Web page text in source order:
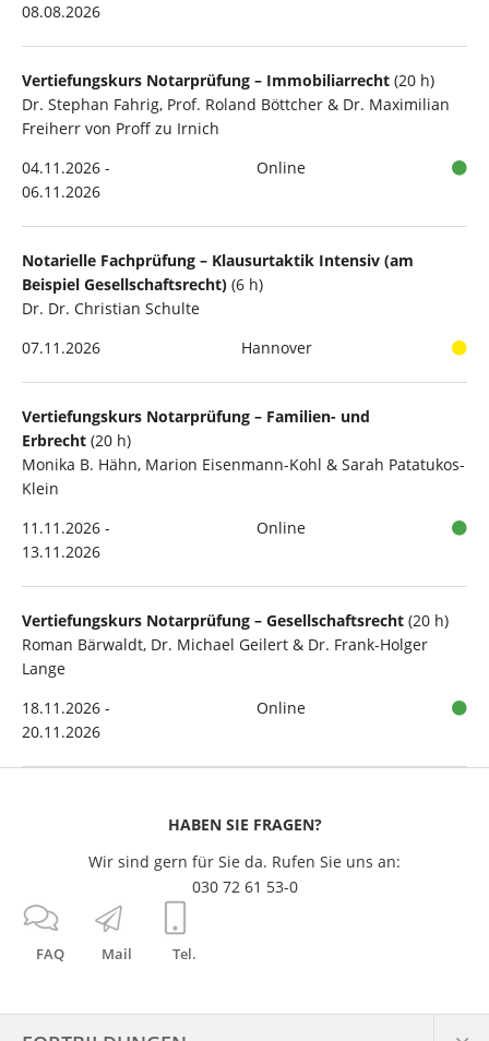
08.08.2026
Vertiefungskurs Notarprüfung – Immobiliarrecht (20 h)
Dr. Stephan Fahrig, Prof. Roland Böttcher & Dr. Maximilian
Freiherr von Proff zu Irnich
04.11.2026 -
06.11.2026
Online
Notarielle Fachprüfung – Klausurtaktik Intensiv (am
Beispiel Gesellschaftsrecht) (6 h)
Dr. Dr. Christian Schulte
07.11.2026
Hannover
Vertiefungskurs Notarprüfung – Familien- und
Erbrecht (20 h)
Monika B. Hähn, Marion Eisenmann-Kohl & Sarah Patatukos-
Klein
11.11.2026 -
13.11.2026
Online
Vertiefungskurs Notarprüfung – Gesellschaftsrecht (20 h)
Roman Bärwaldt, Dr. Michael Geilert & Dr. Frank-Holger
Lange
18.11.2026 -
20.11.2026
Online
FAQ Mail Tel.
HABEN SIE FRAGEN?
Wir sind gern für Sie da. Rufen Sie uns an:
030 72 61 53-0